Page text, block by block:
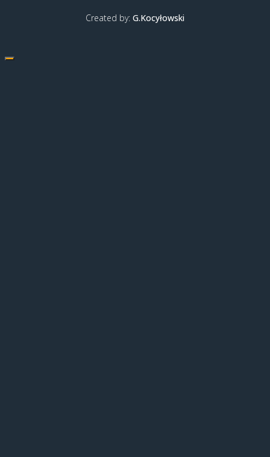
Created by: G.Kocyłowski